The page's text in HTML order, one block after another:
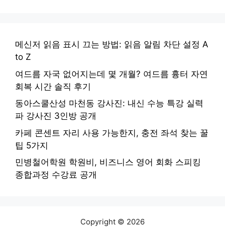
메신저 읽음 표시 끄는 방법: 읽음 알림 차단 설정 A
to Z
여드름 자국 없어지는데 몇 개월? 여드름 흉터 자연
회복 시간 솔직 후기
동아스쿨산성 마천동 강사진: 내신 수능 특강 실력
파 강사진 3인방 공개
카페 콘센트 자리 사용 가능한지, 충전 좌석 찾는 꿀
팁 5가지
민병철어학원 학원비, 비즈니스 영어 회화 스피킹
종합과정 수강료 공개
Copyright © 2026